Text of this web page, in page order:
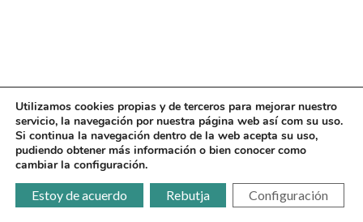
Utilizamos cookies propias y de terceros para mejorar nuestro
servicio, la navegación por nuestra página web así com su uso.
Si continua la navegación dentro de la web acepta su uso,
pudiendo obtener más información o bien conocer como
cambiar la configuración.
Estoy de acuerdo
Rebutja Configuración